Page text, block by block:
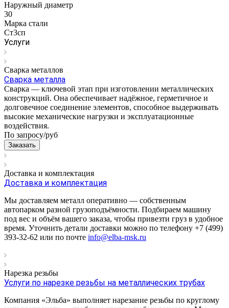
Наружный диаметр
30
Марка стали
Ст3сп
Услуги
Сварка металлов
Сварка металла
Сварка — ключевой этап при изготовлении металлических
конструкций. Она обеспечивает надёжное, герметичное и
долговечное соединение элементов, способное выдерживать
высокие механические нагрузки и эксплуатационные
воздействия.
По запросу/руб
Заказать
Доставка и комплектация
Доставка и комплектация
Мы доставляем металл оперативно — собственным
автопарком разной грузоподъёмности. Подбираем машину
под вес и объём вашего заказа, чтобы привезти груз в удобное
время. Уточнить детали доставки можно по телефону +7 (499)
393-32-62 или по почте info@elba-msk.ru
Нарезка резьбы
Услуги по нарезке резьбы на металлических трубах
Компания «Эльба» выполняет нарезание резьбы по круглому